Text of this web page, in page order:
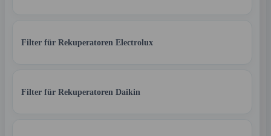
Filter für Rekuperatoren Electrolux
Filter für Rekuperatoren Daikin